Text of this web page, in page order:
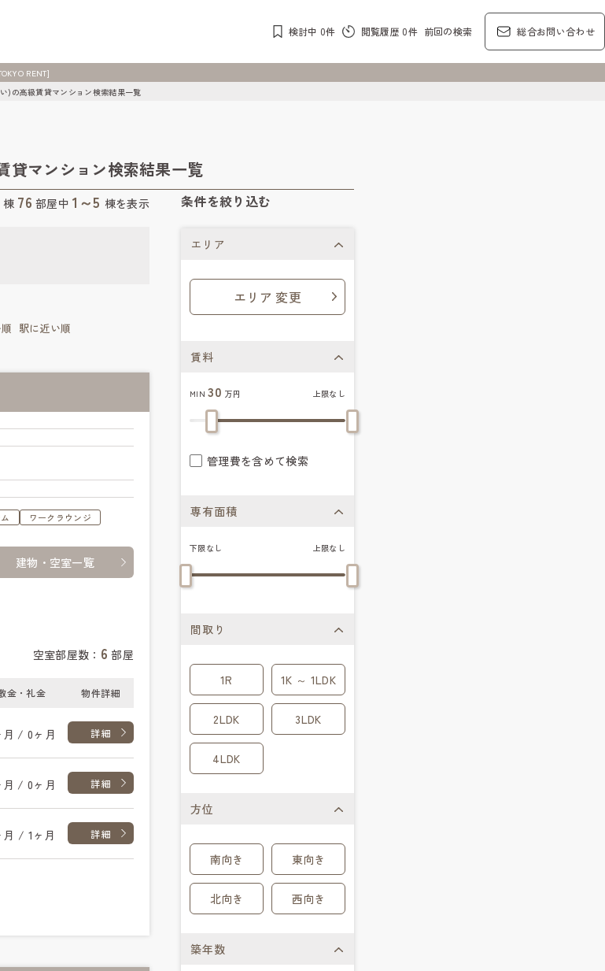
検討中 0件 閲覧履歴 0件 前回の検索 総合お問い合わせ
RENT]
)の高級賃貸マンション検索結果一覧
貸マンション検索結果一覧
棟 76 部屋中1～5 棟を表示
駅に近い順
ワークラウンジ
建物・空室一覧
空室部屋数： 6 部屋
金・礼金 物件詳細
詳細
月 / 0ヶ月
詳細
月 / 0ヶ月
詳細
月 / 1ヶ月
条件を絞り込む
エリア
エリア 変更
賃料
MIN30 万円 上限なし
管理費を含めて検索
専有面積
下限なし 上限なし
間取り
1R 1K ～ 1LDK
2LDK 3LDK
4LDK
方位
南向き 東向き
北向き 西向き
築年数